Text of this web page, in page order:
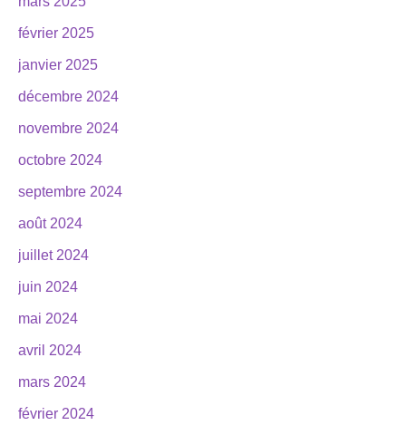
février 2025
janvier 2025
décembre 2024
novembre 2024
octobre 2024
septembre 2024
août 2024
juillet 2024
juin 2024
mai 2024
avril 2024
mars 2024
février 2024